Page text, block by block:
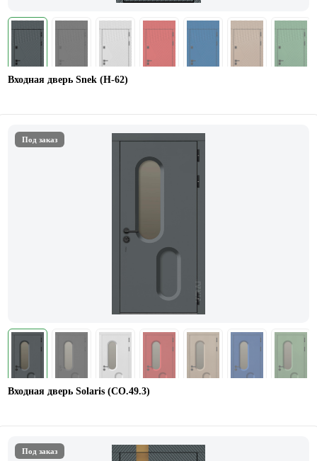
Входная дверь Snek (Н-62)
Под заказ
Входная дверь Solaris (СО.49.3)
Под заказ